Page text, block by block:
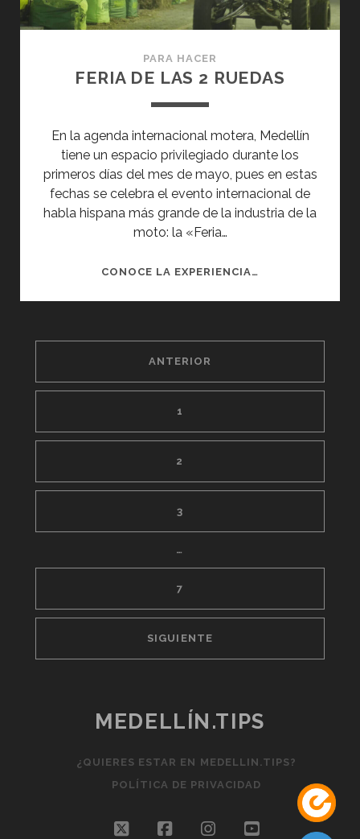
PARA HACER
FERIA DE LAS 2 RUEDAS
En la agenda internacional motera, Medellín
tiene un espacio privilegiado durante los
primeros días del mes de mayo, pues en estas
fechas se celebra el evento internacional de
habla hispana más grande de la industria de la
moto: la «Feria…
CONOCE LA EXPERIENCIA…
PAGINACIÓN
DE
ANTERIOR
1
2
3
…
7
SIGUIENTE
MEDELLÍN.TIPS
¿QUIERES ESTAR EN MEDELLIN.TIPS?
POLÍTICA DE PRIVACIDAD
twitterfacebookinstagramyoutube